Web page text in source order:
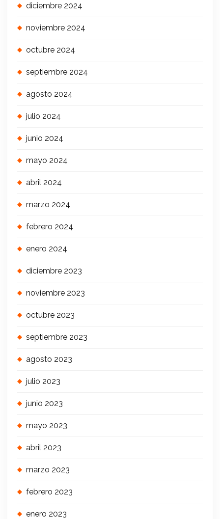
diciembre 2024
noviembre 2024
octubre 2024
septiembre 2024
agosto 2024
julio 2024
junio 2024
mayo 2024
abril 2024
marzo 2024
febrero 2024
enero 2024
diciembre 2023
noviembre 2023
octubre 2023
septiembre 2023
agosto 2023
julio 2023
junio 2023
mayo 2023
abril 2023
marzo 2023
febrero 2023
enero 2023